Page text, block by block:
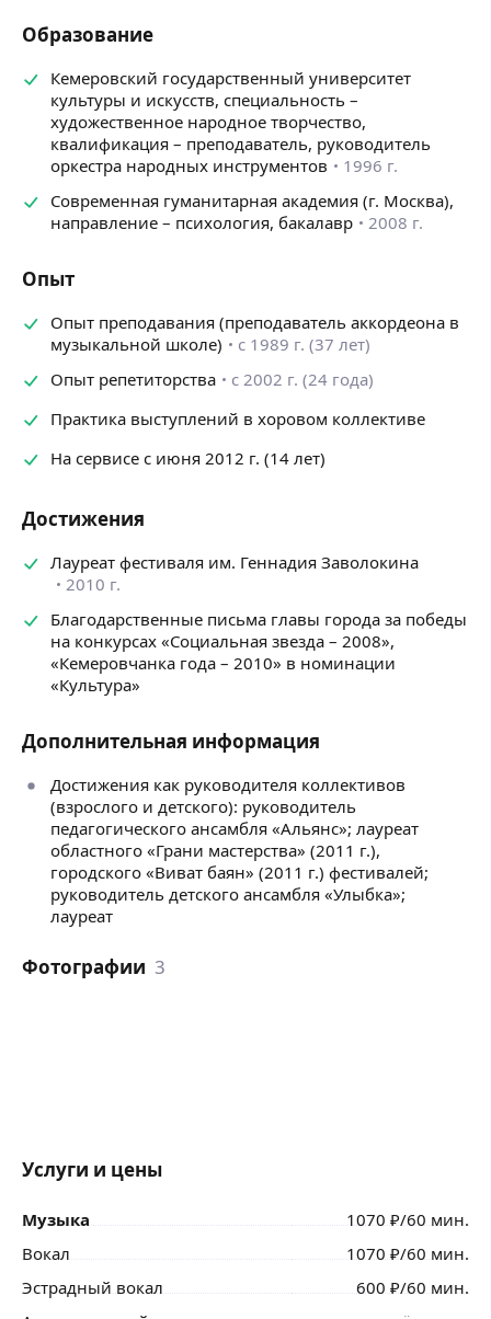
канале
Образование
Кемеровский государственный университет
культуры и искусств, специальность –
художественное народное творчество,
квалификация – преподаватель, руководитель
оркестра народных инструментов
1996 г.
Современная гуманитарная академия (г. Москва),
направление – психология, бакалавр
2008 г.
Опыт
Опыт преподавания (преподаватель аккордеона в
музыкальной школе)
с 1989 г. (37 лет)
Опыт репетиторства
с 2002 г. (24 года)
Практика выступлений в хоровом коллективе
На сервисе с июня 2012 г. (14 лет)
Достижения
Лауреат фестиваля им. Геннадия Заволокина
2010 г.
Благодарственные письма главы города за победы
на конкурсах «Социальная звезда – 2008»,
«Кемеровчанка года – 2010» в номинации
«Культура»
Дополнительная информация
Достижения как руководителя коллективов
(взрослого и детского): руководитель
педагогического ансамбля «Альянс»; лауреат
областного «Грани мастерства» (2011 г.),
городского «Виват баян» (2011 г.) фестивалей;
руководитель детского ансамбля «Улыбка»;
лауреат
Фотографии 3
Услуги и цены
Музыка 1070 ₽/60 мин.
Вокал
1070 ₽/60 мин.
Эстрадный вокал
600 ₽/60 мин.